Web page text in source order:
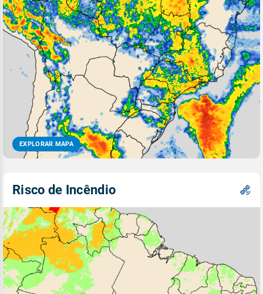
EXPLORAR MAPA
Risco de Incêndio